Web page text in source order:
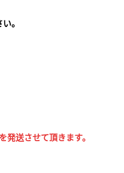
。
発送させて頂きます。